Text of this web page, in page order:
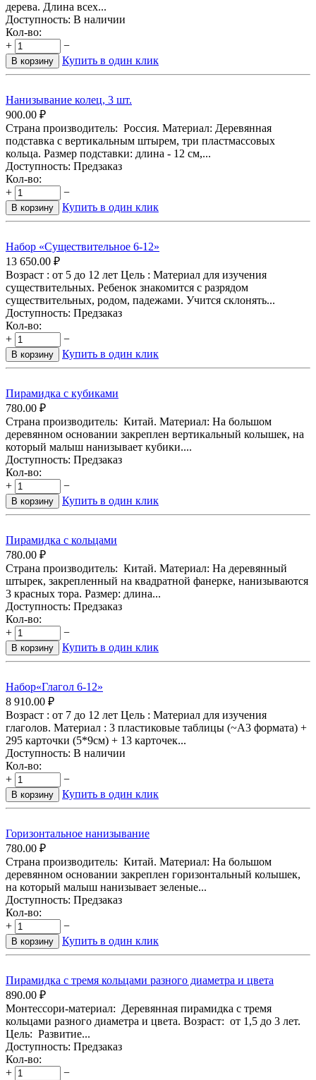
дерева. Длина всех...
Доступность: В наличии
Кол-во:
+
−
В корзину Купить в один клик
Нанизывание колец, 3 шт.
900.00 ₽
Страна производитель: Россия. Материал: Деревянная
подставка с вертикальным штырем, три пластмассовых
кольца. Размер подставки: длина - 12 см,...
Доступность: Предзаказ
Кол-во:
+
−
В корзину Купить в один клик
Набор «Существительное 6-12»
13 650.00 ₽
Возраст : от 5 до 12 лет Цель : Материал для изучения
существительных. Ребенок знакомится с разрядом
существительных, родом, падежами. Учится склонять...
Доступность: Предзаказ
Кол-во:
+
−
В корзину Купить в один клик
Пирамидка с кубиками
780.00 ₽
Страна производитель: Китай. Материал: На большом
деревянном основании закреплен вертикальный колышек, на
который малыш нанизывает кубики....
Доступность: Предзаказ
Кол-во:
+
−
В корзину Купить в один клик
Пирамидка с кольцами
780.00 ₽
Страна производитель: Китай. Материал: На деревянный
штырек, закрепленный на квадратной фанерке, нанизываются
3 красных тора. Размер: длина...
Доступность: Предзаказ
Кол-во:
+
−
В корзину Купить в один клик
Набор«Глагол 6-12»
8 910.00 ₽
Возраст : от 7 до 12 лет Цель : Материал для изучения
глаголов. Материал : 3 пластиковые таблицы (~А3 формата) +
295 карточки (5*9см) + 13 карточек...
Доступность: В наличии
Кол-во:
+
−
В корзину Купить в один клик
Горизонтальное нанизывание
780.00 ₽
Страна производитель: Китай. Материал: На большом
деревянном основании закреплен горизонтальный колышек,
на который малыш нанизывает зеленые...
Доступность: Предзаказ
Кол-во:
+
−
В корзину Купить в один клик
Пирамидка с тремя кольцами разного диаметра и цвета
890.00 ₽
Монтессори-материал: Деревянная пирамидка с тремя
кольцами разного диаметра и цвета. Возраст: от 1,5 до 3 лет.
Цель: Развитие...
Доступность: Предзаказ
Кол-во:
+
−